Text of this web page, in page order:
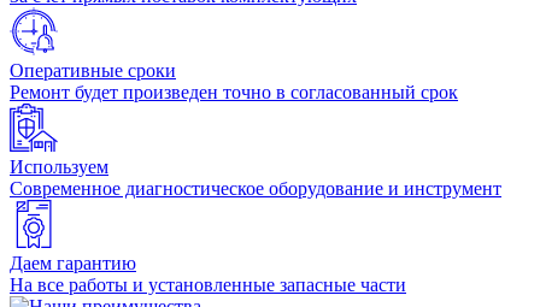
Оперативные сроки
Ремонт будет произведен точно в согласованный срок
Используем
Современное диагностическое оборудование и инструмент
Даем гарантию
На все работы и установленные запасные части